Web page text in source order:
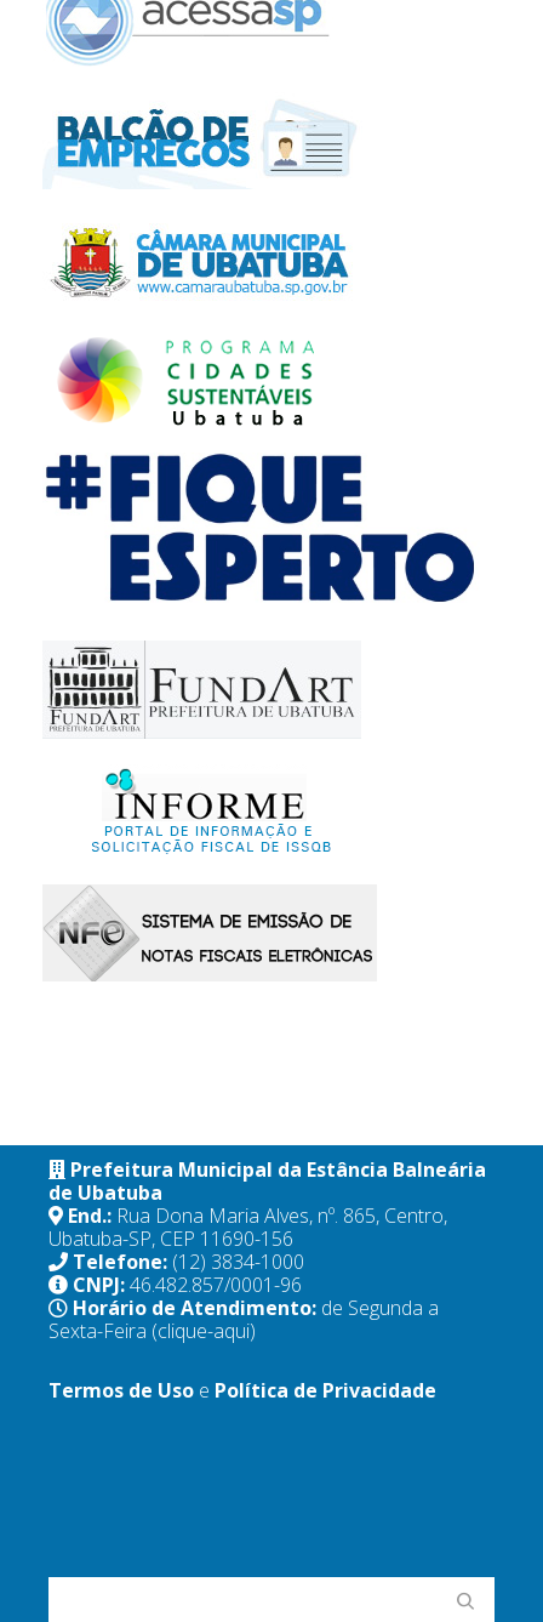
Prefeitura Municipal da Estância Balneária
de Ubatuba
End.: Rua Dona Maria Alves, nº. 865, Centro,
Ubatuba-SP, CEP 11690-156
Telefone: (12) 3834-1000
CNPJ:46.482.857/0001-96
Horário de Atendimento: de Segunda a
Sexta-Feira (clique-aqui)
Termos de Uso e Política de Privacidade